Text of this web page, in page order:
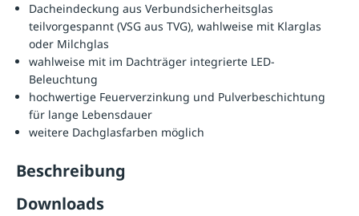
Dacheindeckung aus Verbundsicherheitsglas
teilvorgespannt (VSG aus TVG), wahlweise mit Klarglas
oder Milchglas
wahlweise mit im Dachträger integrierte LED-
Beleuchtung
hochwertige Feuerverzinkung und Pulverbeschichtung
für lange Lebensdauer
weitere Dachglasfarben möglich
Beschreibung
Downloads